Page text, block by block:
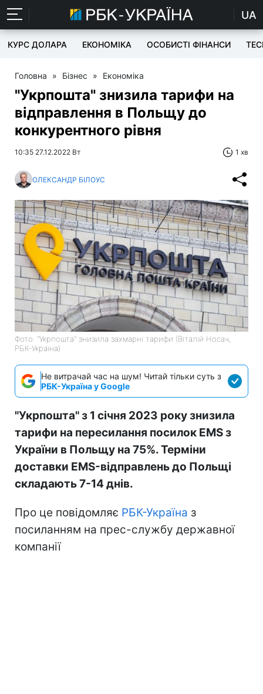
UA
КУРС ДОЛАРА ЕКОНОМІКА ОСОБИСТІ ФІНАНСИ
Головна » Бізнес » Економіка
"Укрпошта" знизила тарифи на
відправлення в Польщу до
конкурентного рівня
10:35 27.12.2022 Вт 1 хв
ОЛЕКСАНДР БІЛОУС
Фото: "Укрпошта" знизила захмарні тарифи (Віталій Носач,
РБК-Україна)
Не витрачай час на шум! Читай тільки суть з
РБК-Україна у Google
"Укрпошта" з 1 січня 2023 року знизила
тарифи на пересилання посилок EMS з
України в Польщу на 75%. Терміни
доставки EMS-відправлень до Польщі
складають 7-14 днів.
Про це повідомляє РБК-Україна з
посиланням на прес-службу державної
компанії